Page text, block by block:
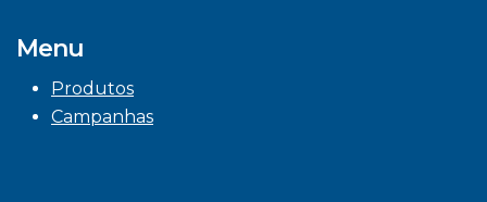
Menu
Produtos
Campanhas